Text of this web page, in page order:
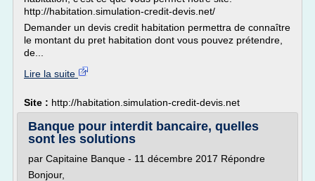
http://habitation.simulation-credit-devis.net/
Demander un devis credit habitation permettra de connaître
le montant du pret habitation dont vous pouvez prétendre,
de...
Lire la suite
Site : http://habitation.simulation-credit-devis.net
Banque pour interdit bancaire, quelles
sont les solutions
par Capitaine Banque - 11 décembre 2017 Répondre
Bonjour,